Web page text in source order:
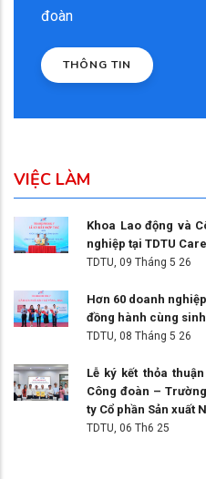
đoàn
THÔNG TIN
VIỆC LÀM
Khoa Lao động và
nghiệp tại TDTU
TDTU, 09 Tháng 5 26
Hơn 60 doanh
đồng hành cùng
TDTU, 08 Tháng 5 26
Lễ ký kết thỏa
Công đoàn –
ty Cổ phần Sản xuất
TDTU, 06 Th6 25